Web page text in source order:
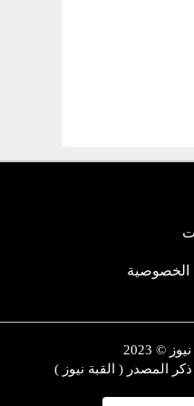
الخصوصية
© 2023
المصدر ( القبة نيوز )